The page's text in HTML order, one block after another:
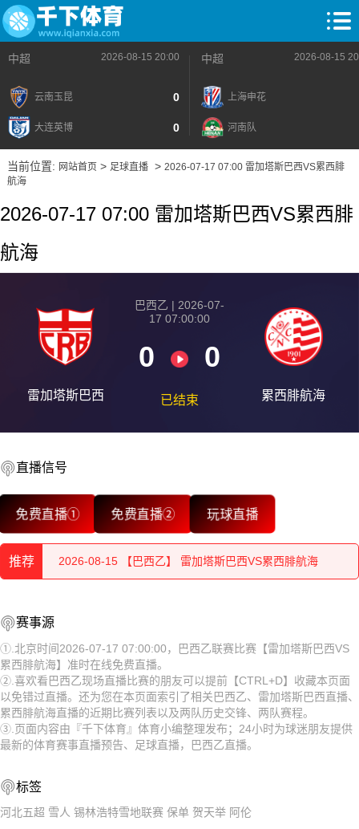
中超 2026-08-15 20:00
云南玉昆 0
大连英博 0
中超 2026-08-15
上海申花
河南队
当前位置: 网站首页> 足球直播> 2026-07-17 07:00 雷加塔斯巴西VS累西腓
航海
2026-07-17 07:00 雷加塔斯巴西VS累西腓
航海
雷加塔斯巴西
巴西乙 | 2026-07-
17 07:00:00
0 0
已结束 累西腓航海
直播信号
免费直播① 免费直播② 玩球直播
推荐
2026-08-15 【巴西乙】 雷加塔斯巴西VS累西腓航海
2026-08-15 【巴西乙】 雷加塔斯巴西VS累西腓航海
2026-08-15 【巴西乙】 雷加塔斯巴西VS累西腓航海
2026-08-15 【巴西乙】 雷加塔斯巴西VS累西腓航海
2026-08-15 【巴西乙】 雷加塔斯巴西VS累西腓航海
2026-08-15 【巴西乙】 雷加塔斯巴西VS累西腓航海
2026-08-15 【巴西乙】 雷加塔斯巴西VS累西腓航海
2026-08-15 【巴西乙】 雷加塔斯巴西VS累西腓航海
2026-08-15 【巴西乙】 雷加塔斯巴西VS累西腓航海
赛事源
①.北京时间2026-07-17 07:00:00，巴西乙联赛比赛【雷加塔斯巴西VS
累西腓航海】准时在线免费直播。
②.喜欢看巴西乙现场直播比赛的朋友可以提前【CTRL+D】收藏本页面
以免错过直播。还为您在本页面索引了相关巴西乙、雷加塔斯巴西直播、
累西腓航海直播的近期比赛列表以及两队历史交锋、两队赛程。
③.页面内容由『千下体育』体育小编整理发布；24小时为球迷朋友提供
最新的体育赛事直播预告、足球直播，巴西乙直播。
标签
河北五超 雪人 锡林浩特雪地联赛 保单 贺天举 阿伦